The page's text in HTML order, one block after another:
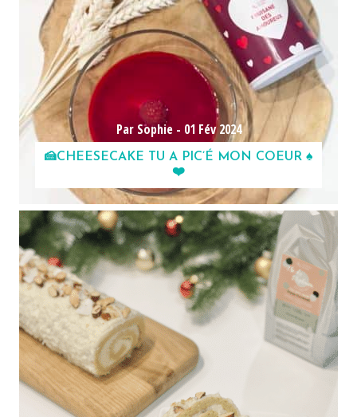
Par Sophie - 01 Fév 2024
🍰CHEESECAKE TU A PIC’É MON COEUR ♠
❤️